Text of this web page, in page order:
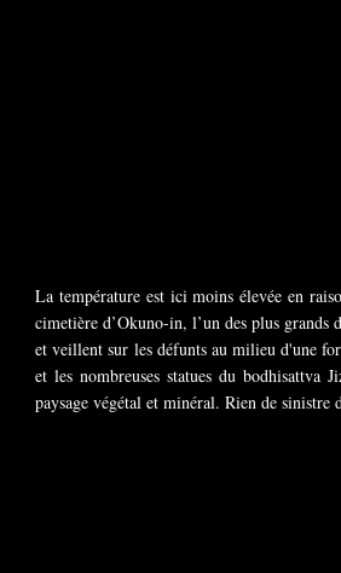
La température est ici moins élevée en
cimetière d’Okuno-in, l’un des plus grands
et veillent sur les défunts au milieu d'une
et les nombreuses statues du bodhisattva
paysage végétal et minéral. Rien de sinistre